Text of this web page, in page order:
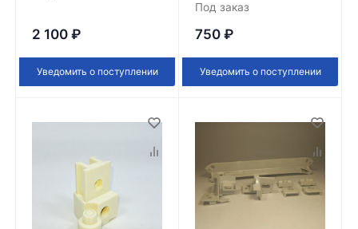
2 100 ₽
Уведомить о поступлении
Под заказ
750 ₽
Уведомить о поступлении